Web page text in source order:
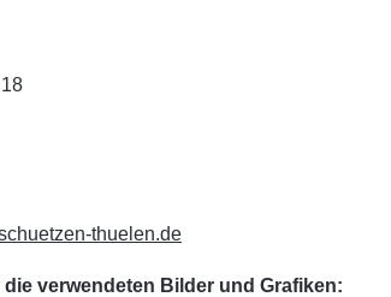
thuelen.de
verwendeten Bilder und Grafiken: